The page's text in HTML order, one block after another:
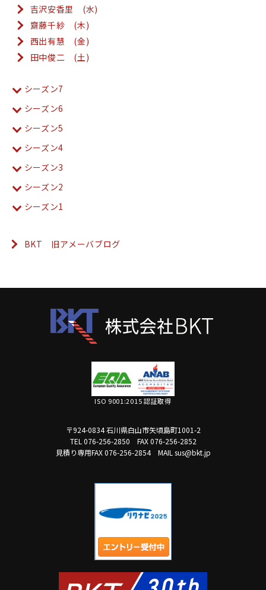
吉沢安香里 (水)
齋藤千紗 (木)
西出有慧 (金)
田中俊二 (土)
シーズン7
シーズン6
シーズン5
シーズン4
シーズン3
シーズン2
シーズン1
BKT 旧アメーバブログ
ISO 9001:2015 認証取得
〒924-0834 石川県白山市矢頃島町1001-2
TEL 076-256-2850
FAX 076-256-2852
見積り専用FAX 076-256-2854
MAIL sus@bkt.jp